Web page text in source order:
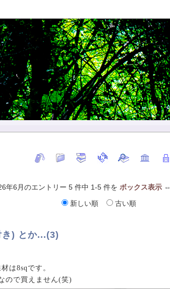
年6月のエントリー 5 件中 1-5 件を ボックス表示⇔
新しい順
古い順
) とか...(3)
は8sqです。
ので買えません(笑)